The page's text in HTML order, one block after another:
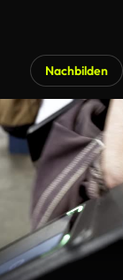
Nachbilden